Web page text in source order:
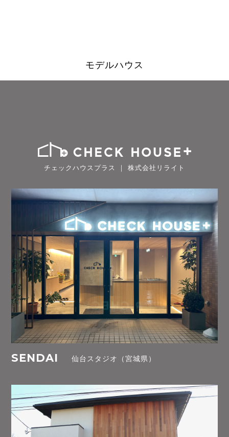
モデルハウス
チェックハウスプラス ｜ 株式会社リライト
SENDAI 仙台スタジオ（宮城県）